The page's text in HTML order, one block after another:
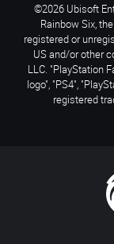
©2026 Ubisoft
Rainbow Six,
registered or
US and/or other
LLC. "PlayStation
logo", "PS4",
registered